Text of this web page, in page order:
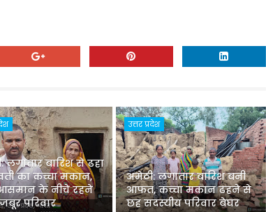
लगातार बारिश से ढहा
का कच्चा मकान,
के नीचे रहने
परिवार
उत्तर प्रदेश
अमेठी: लगातार बारिश बनी
आफत, कच्चा मकान ढहने से
छह सदस्यीय परिवार बेघर